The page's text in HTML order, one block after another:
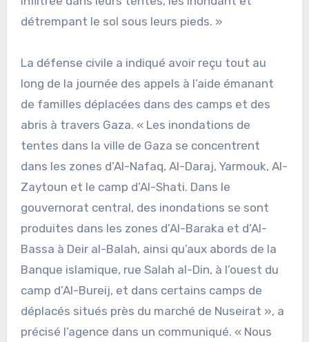
détrempant le sol sous leurs pieds. »
La défense civile a indiqué avoir reçu tout au
long de la journée des appels à l’aide émanant
de familles déplacées dans des camps et des
abris à travers Gaza. « Les inondations de
tentes dans la ville de Gaza se concentrent
dans les zones d’Al-Nafaq, Al-Daraj, Yarmouk, Al-
Zaytoun et le camp d’Al-Shati. Dans le
gouvernorat central, des inondations se sont
produites dans les zones d’Al-Baraka et d’Al-
Bassa à Deir al-Balah, ainsi qu’aux abords de la
Banque islamique, rue Salah al-Din, à l’ouest du
camp d’Al-Bureij, et dans certains camps de
déplacés situés près du marché de Nuseirat », a
précisé l’agence dans un communiqué. « Nous